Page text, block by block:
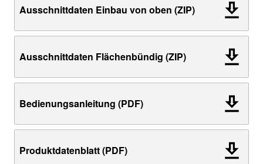
Ausschnittdaten Einbau von oben (ZIP)
Ausschnittdaten Flächenbündig (ZIP)
Bedienungsanleitung (PDF)
Produktdatenblatt (PDF)